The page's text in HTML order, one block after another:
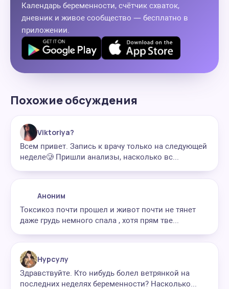
Календарь беременности, счётчик схваток,
дневник и живое сообщество — бесплатно в
приложении.
Похожие обсуждения
Viktoriya?
Всем привет. Запись к врачу только на следующей
неделе🥲 Пришли анализы, насколько вс...
Аноним
Токсикоз почти прошел и живот почти не тянет
даже грудь немного спала , хотя прям тве...
Нурсулу
Здравствуйте. Кто нибудь болел ветрянкой на
последних неделях беременности? Насколько...